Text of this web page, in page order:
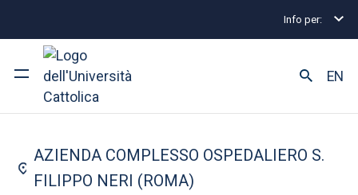
Info per:
Corsi di studio
EN
FACOLTÀ DI: MEDICINA E CHIRURGIA
Infermieristica
AZIENDA COMPLESSO OSPEDALIERO S.
FILIPPO NERI (ROMA)